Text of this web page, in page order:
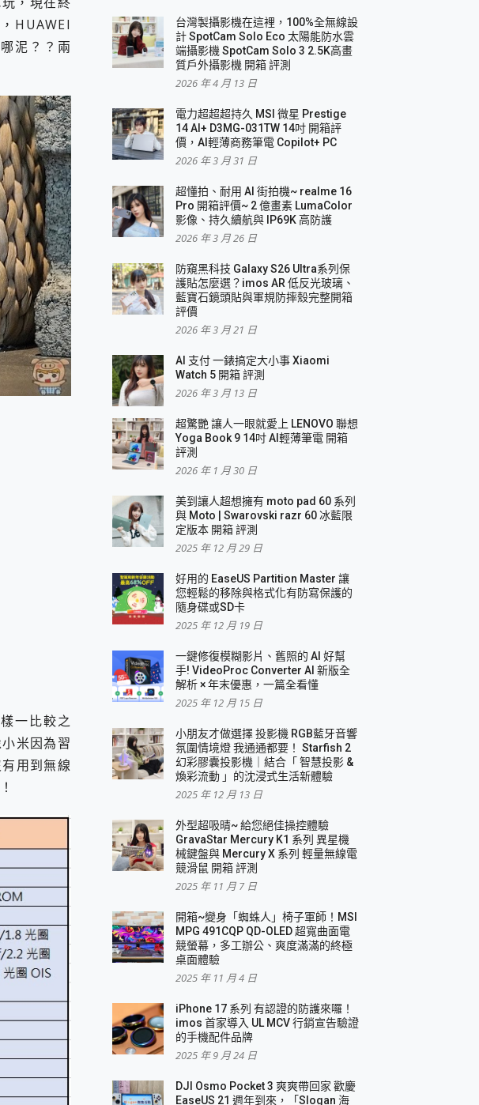
，效能x娛樂全都要！
M3 3 in 1可攜摺疊無線充電器 開箱 評測
，音質、通話也很優質
筒洗衣機
專屬擴充底座 開箱 評測
2024 消除人聲推薦
教學 不出門也可以到處走
300W 微型充電站 開箱 評測
Free 18.0.0 業界最好的資料救援軟體
簡單
航、頂尖影音娛樂效能~
Xiaomi 14 開箱 評測
設備連接~
掌機
、拍攝功能最好玩的美拍神機 vivo V30 Pro
箱 評測
行動電源 開箱 評測
紀錄生活就是這麼簡單
HUAWEI
泥？？兩
一比較之
米因為習
用到無線
台灣製攝影機在這裡，100%全無線設
計 SpotCam Solo Eco 太陽能防水雲
端攝影機 SpotCam Solo 3 2.5K高畫
質戶外攝影機 開箱 評測
2026 年 4 月 13 日
電力超超超持久 MSI 微星 Prestige
14 AI+ D3MG-031TW 14吋 開箱評
價，AI輕薄商務筆電 Copilot+ PC
2026 年 3 月 31 日
超懂拍、耐用 AI 街拍機~ realme 16
Pro 開箱評價~ 2 億畫素 LumaColor
影像、持久續航與 IP69K 高防護
2026 年 3 月 26 日
防窺黑科技 Galaxy S26 Ultra系列保
護貼怎麼選？imos AR 低反光玻璃、
藍寶石鏡頭貼與軍規防摔殼完整開箱
評價
2026 年 3 月 21 日
AI 支付 一錶搞定大小事 Xiaomi
Watch 5 開箱 評測
2026 年 3 月 13 日
超驚艷 讓人一眼就愛上 LENOVO 聯想
Yoga Book 9 14吋 AI輕薄筆電 開箱
評測
2026 年 1 月 30 日
美到讓人超想擁有 moto pad 60 系列
與 Moto | Swarovski razr 60 冰藍限
定版本 開箱 評測
2025 年 12 月 29 日
好用的 EaseUS Partition Master 讓
您輕鬆的移除與格式化有防寫保護的
隨身碟或SD卡
2025 年 12 月 19 日
一鍵修復模糊影片、舊照的 AI 好幫
手! VideoProc Converter AI 新版全
解析 × 年末優惠，一篇全看懂
2025 年 12 月 15 日
小朋友才做選擇 投影機 RGB藍牙音響
氛圍情境燈 我通通都要！ Starfish 2
幻彩膠囊投影機｜結合「 智慧投影 &
煥彩流動 」的沈浸式生活新體驗
2025 年 12 月 13 日
外型超吸晴~ 給您絕佳操控體驗
GravaStar Mercury K1 系列 異星機
械鍵盤與 Mercury X 系列 輕量無線電
競滑鼠 開箱 評測
2025 年 11 月 7 日
開箱~變身「蜘蛛人」椅子軍師！MSI
MPG 491CQP QD-OLED 超寬曲面電
競螢幕，多工辦公、爽度滿滿的終極
桌面體驗
2025 年 11 月 4 日
iPhone 17 系列 有認證的防護來囉！
imos 首家導入 UL MCV 行銷宣告驗證
的手機配件品牌
2025 年 9 月 24 日
DJI Osmo Pocket 3 爽爽帶回家 歡慶
EaseUS 21 週年到來，「Slogan 海